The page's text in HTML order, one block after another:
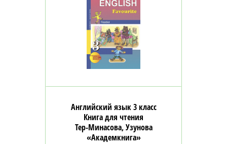
Английский язык 3 класс
Книга для чтения
Тер-Минасова, Узунова
«Академкнига»